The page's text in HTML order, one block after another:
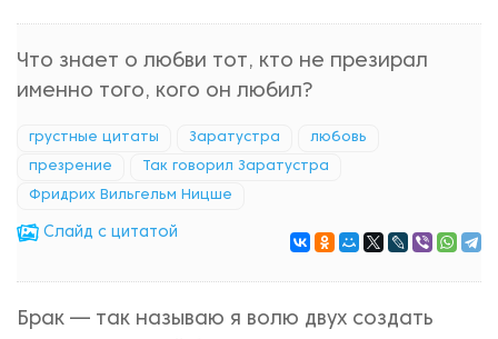
Что знает о любви тот, кто не презирал
именно того, кого он любил?
грустные цитаты Заратустра любовь
презрение Так говорил Заратустра
Фридрих Вильгельм Ницше
Cлайд с цитатой
Брак — так называю я волю двух создать